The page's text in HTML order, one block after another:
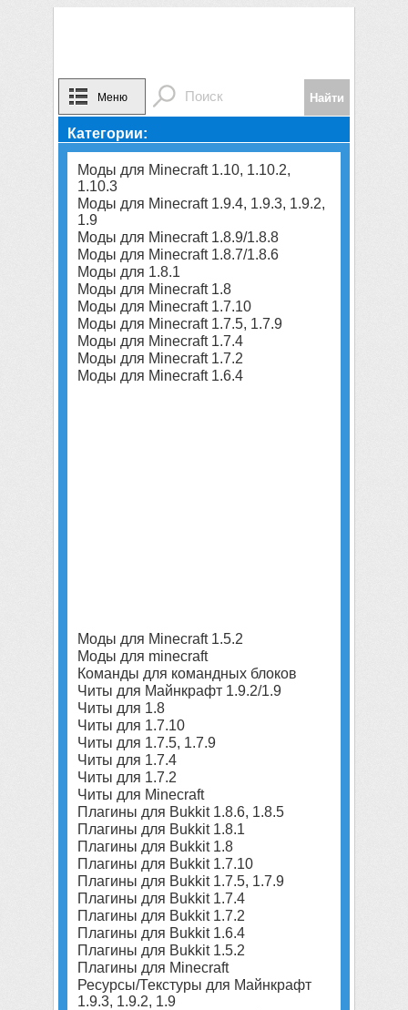
Меню
Категории:
Моды для Minecraft 1.10, 1.10.2,
1.10.3
Моды для Minecraft 1.9.4, 1.9.3, 1.9.2,
1.9
Моды для Minecraft 1.8.9/1.8.8
Моды для Minecraft 1.8.7/1.8.6
Моды для 1.8.1
Моды для Minecraft 1.8
Моды для Minecraft 1.7.10
Моды для Minecraft 1.7.5, 1.7.9
Моды для Minecraft 1.7.4
Моды для Minecraft 1.7.2
Моды для Minecraft 1.6.4
Моды для Minecraft 1.5.2
Моды для minecraft
Команды для командных блоков
Читы для Майнкрафт 1.9.2/1.9
Читы для 1.8
Читы для 1.7.10
Читы для 1.7.5, 1.7.9
Читы для 1.7.4
Читы для 1.7.2
Читы для Minecraft
Плагины для Bukkit 1.8.6, 1.8.5
Плагины для Bukkit 1.8.1
Плагины для Bukkit 1.8
Плагины для Bukkit 1.7.10
Плагины для Bukkit 1.7.5, 1.7.9
Плагины для Bukkit 1.7.4
Плагины для Bukkit 1.7.2
Плагины для Bukkit 1.6.4
Плагины для Bukkit 1.5.2
Плагины для Minecraft
Ресурсы/Текстуры для Майнкрафт
1.9.3, 1.9.2, 1.9